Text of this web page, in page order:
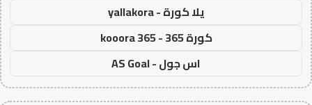
يلا كورة - yallakora
كورة 365 - kooora 365
اس جول - AS Goal